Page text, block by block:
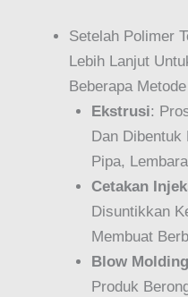
Setelah Polimer
Lebih Lanjut
Beberapa
Ekstrusi:
Dan
Pipa,
Cetakan
Disuntikkan
Membuat
Blow Molding
Produk